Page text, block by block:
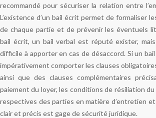
recommandé pour sécuriser la relation entre
L’existence d’un bail écrit permet de formaliser
de chaque partie et de prévenir les éventuels
bail écrit, un bail verbal est réputé exister,
difficile à apporter en cas de désaccord. Si un
impérativement comporter les clauses
ainsi que des clauses complémentaires
paiement du loyer, les conditions de résiliation
respectives des parties en matière d’entretien
clair et précis est gage de sécurité juridique.